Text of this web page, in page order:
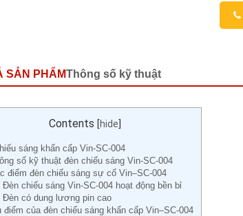
SẢN PHẨMThông số kỹ thuật
Contents [hide
sáng khẩn cấp Vin-SC-004
số kỹ thuật đèn chiếu sáng Vin-SC-004
điểm đèn chiếu sáng sự cố Vin–SC-004
Đèn chiếu sáng Vin-SC-004 hoạt động bền bỉ
Đèn có dung lương pin cao
điểm của đèn chiếu sáng khẩn cấp Vin–SC-004